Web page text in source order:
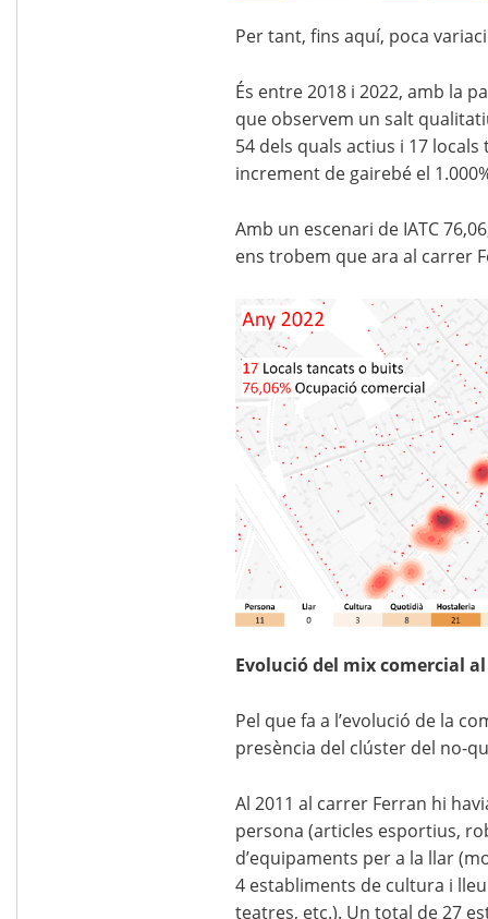
Per tant, fins aquí, poca
És entre 2018 i 2022, amb la
que observem un salt
54 dels quals actius i 17
increment de gairebé el
Amb un escenari de IATC
ens trobem que ara al carrer
Evolució del mix comercial
Pel que fa a l’evolució de la
presència del clúster del no-
Al 2011 al carrer Ferran hi
persona (articles esportius,
d’equipaments per a la llar
4 establiments de cultura i
teatres, etc.). Un total de 27